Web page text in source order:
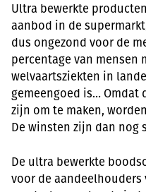
Ultra bewerkte
aanbod in de
dus ongezond voor de
percentage van mensen
welvaartsziekten in
gemeengoed is…
zijn om te maken,
De winsten zijn dan nog
De ultra bewerkte
voor de aandeelhouders